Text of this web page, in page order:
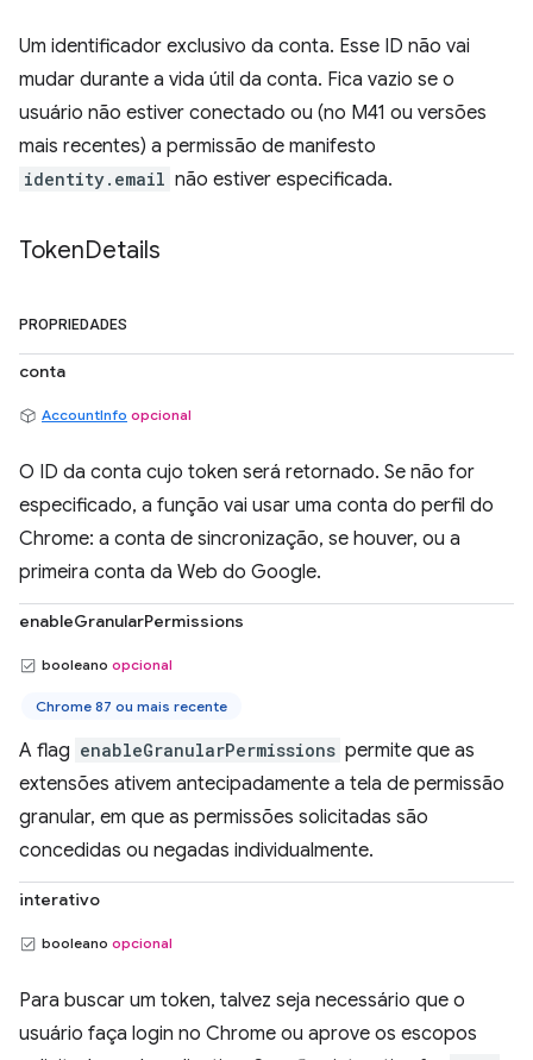
Um identificador exclusivo da conta. Esse ID não vai
mudar durante a vida útil da conta. Fica vazio se o
usuário não estiver conectado ou (no M41 ou versões
mais recentes) a permissão de manifesto
identity.email não estiver especificada.
TokenDetails
PROPRIEDADES
conta
AccountInfo opcional
O ID da conta cujo token será retornado. Se não for
especificado, a função vai usar uma conta do perfil do
Chrome: a conta de sincronização, se houver, ou a
primeira conta da Web do Google.
enableGranularPermissions
booleano opcional
Chrome 87 ou mais recente
A flag enableGranularPermissions permite que as
extensões ativem antecipadamente a tela de permissão
granular, em que as permissões solicitadas são
concedidas ou negadas individualmente.
interativo
booleano opcional
Para buscar um token, talvez seja necessário que o
usuário faça login no Chrome ou aprove os escopos